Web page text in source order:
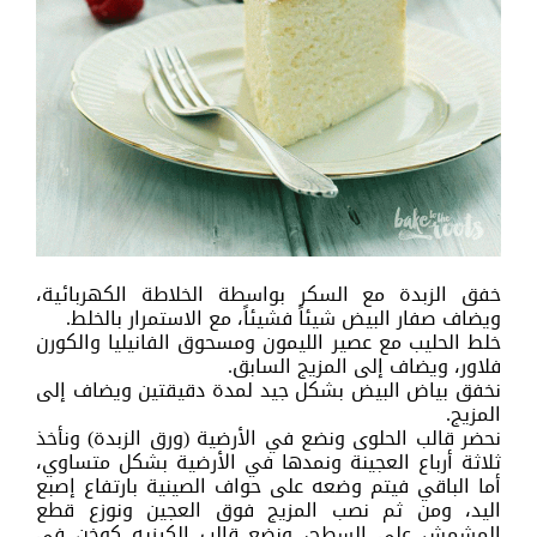
خفق الزبدة مع السكر بواسطة الخلاطة الكهربائية،
ويضاف صفار البيض شيئاً فشيئاً، مع الاستمرار بالخلط.
خلط الحليب مع عصير الليمون ومسحوق الفانيليا والكورن
فلاور، ويضاف إلى المزيج السابق.
نخفق بياض البيض بشكل جيد لمدة دقيقتين ويضاف إلى
المزيج.
نحضر قالب الحلوى ونضع في الأرضية (ورق الزبدة) ونأخذ
ثلاثة أرباع العجينة ونمدها في الأرضية بشكل متساوي،
أما الباقي فيتم وضعه على حواف الصينية بارتفاع إصبع
اليد، ومن ثم نصب المزيج فوق العجين ونوزع قطع